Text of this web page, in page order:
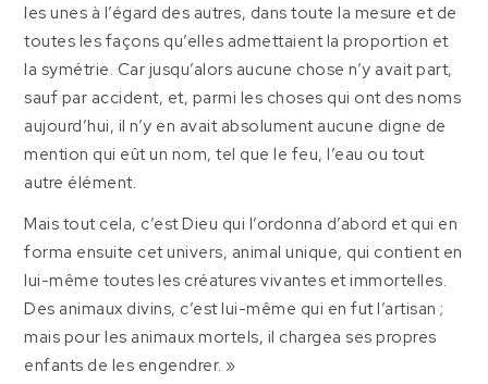
les unes à l’égard des autres, dans toute la mesure et de
toutes les façons qu’elles admettaient la proportion et
la symétrie. Car jusqu’alors aucune chose n’y avait part,
sauf par accident, et, parmi les choses qui ont des noms
aujourd’hui, il n’y en avait absolument aucune digne de
mention qui eût un nom, tel que le feu, l’eau ou tout
autre élément.
Mais tout cela, c’est Dieu qui l’ordonna d’abord et qui en
forma ensuite cet univers, animal unique, qui contient en
lui-même toutes les créatures vivantes et immortelles.
Des animaux divins, c’est lui-même qui en fut l’artisan ;
mais pour les animaux mortels, il chargea ses propres
enfants de les engendrer. »